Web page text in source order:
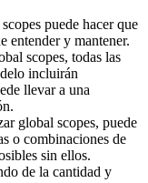
puede hacer que
entender y mantener.
scopes, todas las
incluirán
llevar a una
global scopes, puede
o combinaciones de
sin ellos.
de la cantidad y